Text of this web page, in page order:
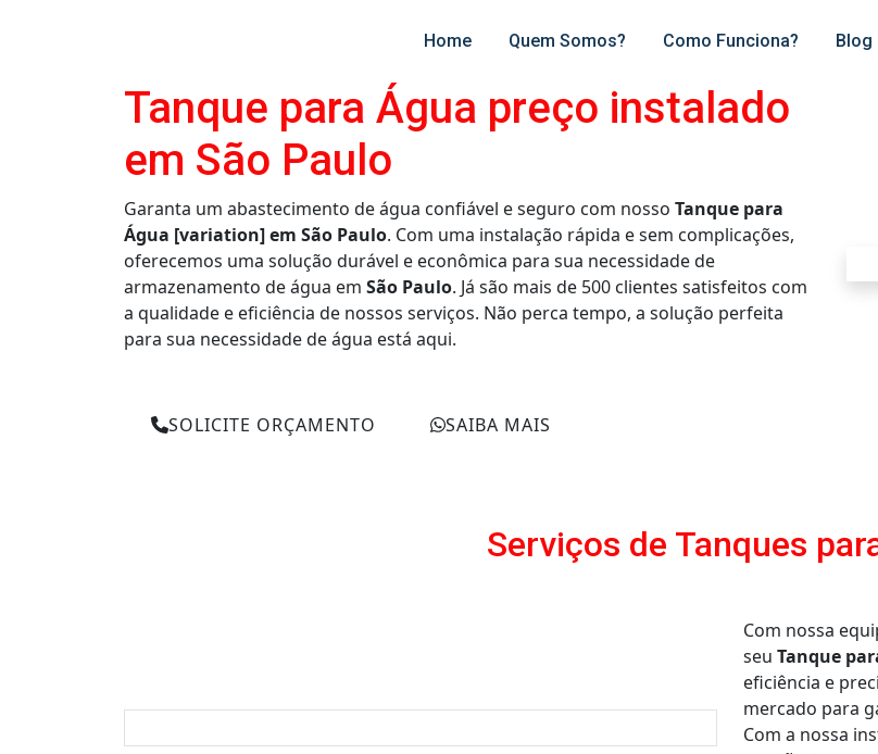
Home Quem Somos? Como Funciona? Blog
Tanque para Água preço instalado
em São Paulo
Garanta um abastecimento de água confiável e seguro com nosso Tanque para
Água [variation] em São Paulo. Com uma instalação rápida e sem complicações,
oferecemos uma solução durável e econômica para sua necessidade de
armazenamento de água em São Paulo. Já são mais de 500 clientes satisfeitos com
a qualidade e eficiência de nossos serviços. Não perca tempo, a solução perfeita
para sua necessidade de água está aqui.
SOLICITE ORÇAMENTO SAIBA MAIS
Serviços de Tanques
Com nossa
seu Tanque
eficiência e
mercado para
Com a nossa